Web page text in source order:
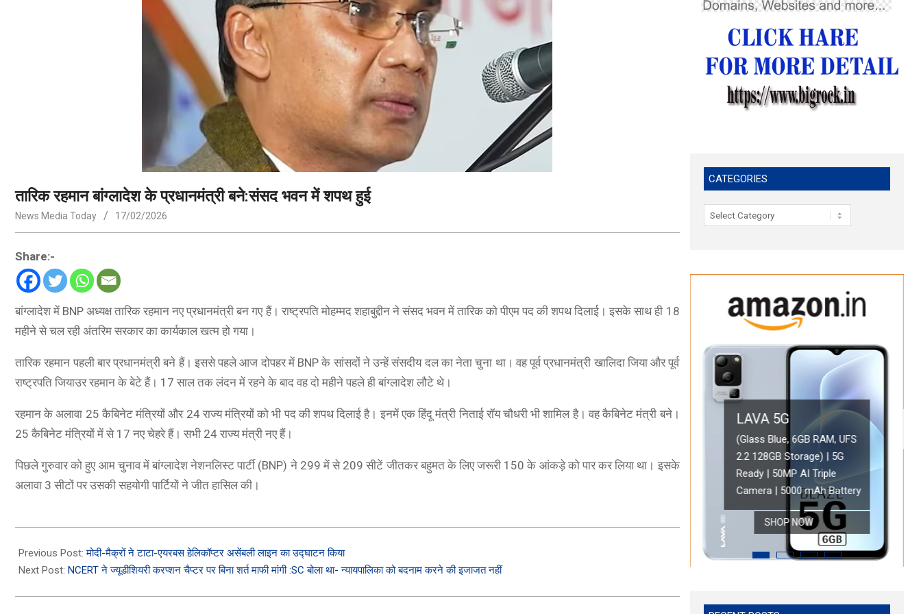
तारिक रहमान बांग्लादेश के प्रधानमंत्री बने:संसद भवन में शपथ हुई
News Media Today 17/02/2026
Share:-
बांग्लादेश में BNP अध्यक्ष तारिक रहमान नए प्रधानमंत्री बन गए हैं। राष्ट्रपति मोहम्मद शहाबुद्दीन ने संसद भवन में तारिक को पीएम पद की शपथ दिलाई। इसके साथ ही 18
महीने से चल रही अंतरिम सरकार का कार्यकाल खत्म हो गया।
तारिक रहमान पहली बार प्रधानमंत्री बने हैं। इससे पहले आज दोपहर में BNP के सांसदों ने उन्हें संसदीय दल का नेता चुना था। वह पूर्व प्रधानमंत्री खालिदा जिया और पूर्व
राष्ट्रपति जियाउर रहमान के बेटे हैं। 17 साल तक लंदन में रहने के बाद वह दो महीने पहले ही बांग्लादेश लौटे थे।
रहमान के अलावा 25 कैबिनेट मंत्रियों और 24 राज्य मंत्रियों को भी पद की शपथ दिलाई है। इनमें एक हिंदू मंत्री निताई रॉय चौधरी भी शामिल है। वह कैबिनेट मंत्री बने।
25 कैबिनेट मंत्रियों में से 17 नए चेहरे हैं। सभी 24 राज्य मंत्री नए हैं।
पिछले गुरुवार को हुए आम चुनाव में बांग्लादेश नेशनलिस्ट पार्टी (BNP) ने 299 में से 209 सीटें जीतकर बहुमत के लिए जरूरी 150 के आंकड़े को पार कर लिया था। इसके
अलावा 3 सीटों पर उसकी सहयोगी पार्टियों ने जीत हासिल की।
02-
17
Previous Post:मोदी-मैक्रों ने टाटा-एयरबस हेलिकॉप्टर असेंबली लाइन का उद्घाटन किया
Next Post: NCERT ने ज्यूडीशियरी करप्शन चैप्टर पर बिना शर्त माफी मांगी :SC बोला था- न्यायपालिका को बदनाम करने की इजाजत नहीं
CATEGORIES
Categories
| 5000 mAh
Camera | 90Hz
Offers
(Glass Blue, 6GB RAM, UFS 2.2 128GB Storage) | 5G Ready |
BOAT ONEPLUS 5G
Oppo A78 5G (Glowing Blue, 8GB RAM, 128 Storage) | 5000
Battery with 33W SUPERVOOC Charger| 50MP AI Camera |
Refresh Rate | with No Cost EMI/Additional Exchange Offers
LAVA 5G
(Glass Blue,
Triple